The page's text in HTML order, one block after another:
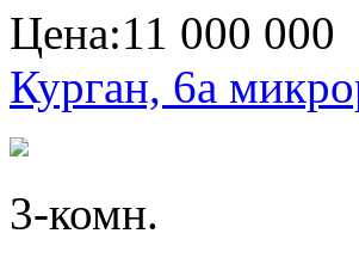
Цена:11 000 000
Курган, 6а
3-комн.